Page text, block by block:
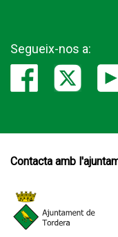
Segueix-nos a:
Contacta amb